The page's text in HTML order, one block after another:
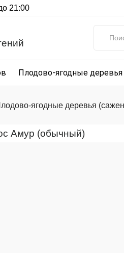
21:00
Плодово-ягодные
ягодные деревья